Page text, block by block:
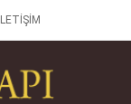
İLETIŞIM